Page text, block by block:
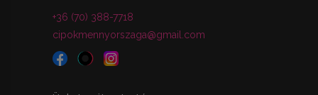
+36 (70) 388-7718
cipokmennyorszaga@gmail.com